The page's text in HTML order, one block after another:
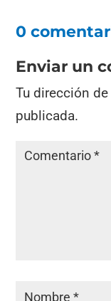
0
Enviar un
Tu dirección
publicada.